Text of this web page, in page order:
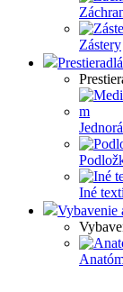
Zástery
Iné
Vybavenie